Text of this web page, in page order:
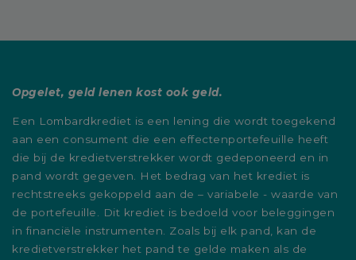
Opgelet, geld lenen kost ook geld.
Een Lombardkrediet is een lening die wordt toegekend
aan een consument die een effectenportefeuille heeft
die bij de kredietverstrekker wordt gedeponeerd en in
pand wordt gegeven. Het bedrag van het krediet is
rechtstreeks gekoppeld aan de – variabele - waarde van
de portefeuille. Dit krediet is bedoeld voor beleggingen
in financiële instrumenten. Zoals bij elk pand, kan de
kredietverstrekker het pand te gelde maken als de